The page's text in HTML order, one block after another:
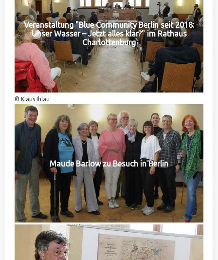
Veranstaltung "Blue Community Berlin seit 2018:
Unser Wasser – Jetzt alles klar?" im Rathaus
Charlottenburg
© Klaus Ihlau
Maude Barlow zu Besuch in Berlin